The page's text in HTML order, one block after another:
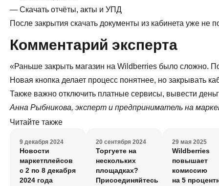
— Скачать отчёты, акты и УПД
После закрытия скачать документы из кабинета уже не
Комментарий эксперта
«Раньше закрыть магазин на Wildberries было сложно.
Новая кнопка делает процесс понятнее, но закрывать
Также важно отключить платные сервисы, вывести
Анна Рыбникова, эксперт и предприниматель на
Читайте также
9 декабря 2024
Новости
маркетплейсов
с 2 по 8 декабря
2024 года
20 сентября 2024
Торгуете на
нескольких
площадках?
Присоединяйтесь
29 мая 2025
Wildberries
повышает
комиссию
на 5